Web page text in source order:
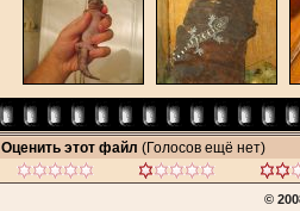
Оценить этот файл (Голосов ещё нет)
©